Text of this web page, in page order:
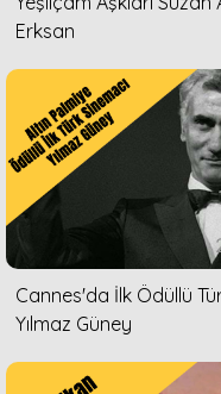
Erksan
Cannes'da İlk Ödüllü
Yılmaz Güney